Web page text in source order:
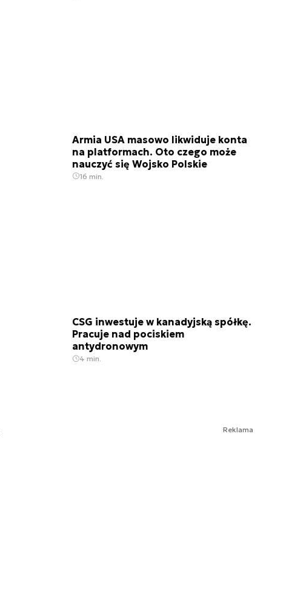
Armia USA masowo likwiduje konta
na platformach. Oto czego może
nauczyć się Wojsko Polskie
16 min.
CSG inwestuje w kanadyjską spółkę.
Pracuje nad pociskiem
antydronowym
4 min.
Reklama